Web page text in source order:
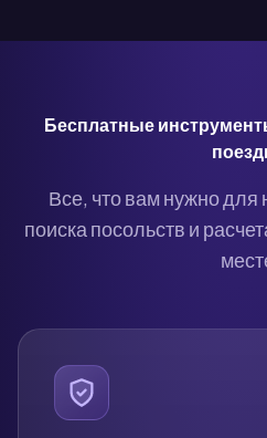
Бесплатные
Все, что вам нужно для
поиска посольств и